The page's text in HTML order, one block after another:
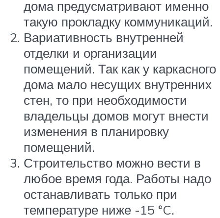
дома предусматривают именно
такую прокладку коммуникаций.
Вариативность внутренней
отделки и организации
помещений. Так как у каркасного
дома мало несущих внутренних
стен, то при необходимости
владельцы домов могут внести
изменения в планировку
помещений.
Строительство можно вести в
любое время года. Работы надо
останавливать только при
температуре ниже -15 °C.